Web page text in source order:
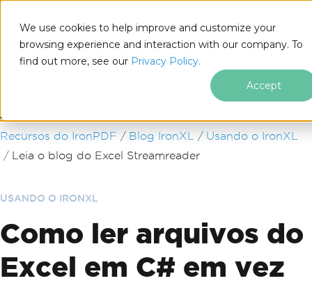
We use cookies to help improve and customize your
browsing experience and interaction with our company. To
find out more, see our Privacy Policy.
Accept
Ir para o conteúdo do rodapé
Recursos do IronPDF Blog IronXL
Usando o IronXL
Leia o blog do Excel Streamreader
USANDO O IRONXL
Como ler arquivos do
Excel em C# em vez